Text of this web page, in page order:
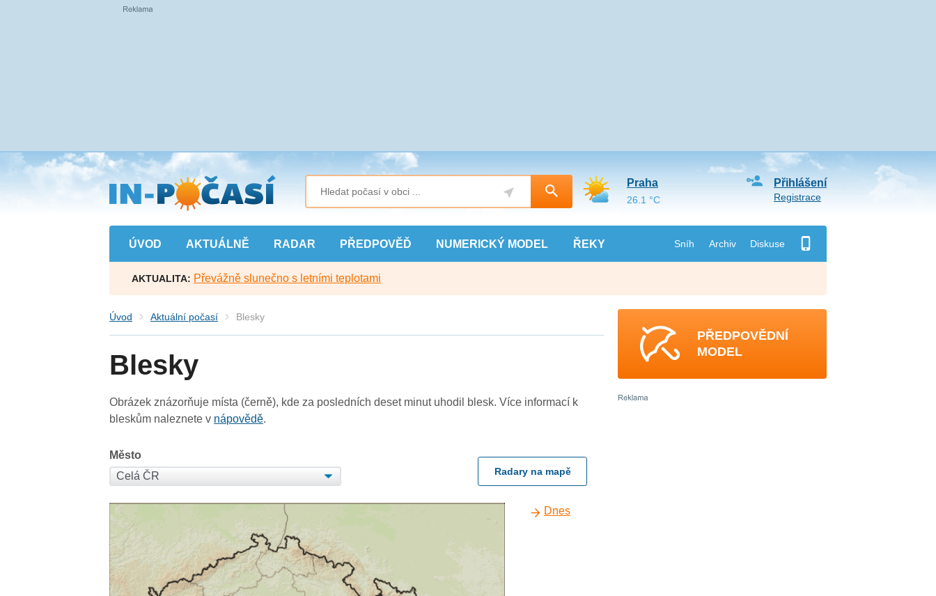
Přejít
na
hlavní
obsah
ÚVOD AKTUÁLNĚ RADAR PŘEDPOVĚĎ NUMERICKÝ MODEL ŘEKY Sníh Archiv Diskuse
Přihlášení
Registrace
Praha
26.1 °C
AKTUALITA: Převážně slunečno s letními teplotami
Úvod Aktuální počasí Blesky
Blesky
Obrázek znázorňuje místa (černě), kde za posledních deset minut uhodil blesk. Více informací k
bleskům naleznete v nápovědě.
Město
Radary na mapě
Dnes
PŘEDPOVĚDNÍ
MODEL